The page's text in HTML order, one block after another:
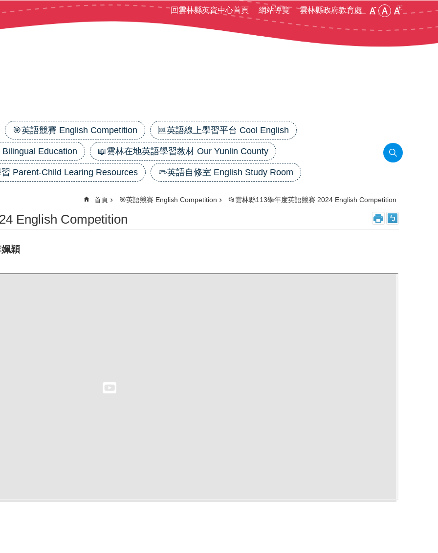
:::
回雲林縣英資中心首頁 網站導覽 雲林縣政府教育處
🎯英語競賽 English Competition 🆒英語線上學習平台 Cool English
Education 📖雲林在地英語學習教材 Our Yunlin County
Parent-Child Learing Resources ✏️英語自修室 English Study Room
首頁 🎯英語競賽 English Competition 📂雲林縣113學年度英語競賽 2024 English Competition
English Competition
穎